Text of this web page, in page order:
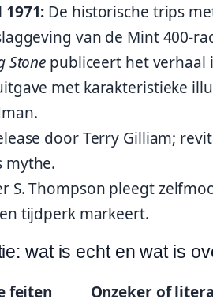
De historische trips
van de Mint 400-
Stone publiceert het verhaal
met karakteristieke
door Terry Gilliam;
mythe.
S. Thompson pleegt
tijdperk markeert.
wat is echt en wat is
feiten
Onzeker of